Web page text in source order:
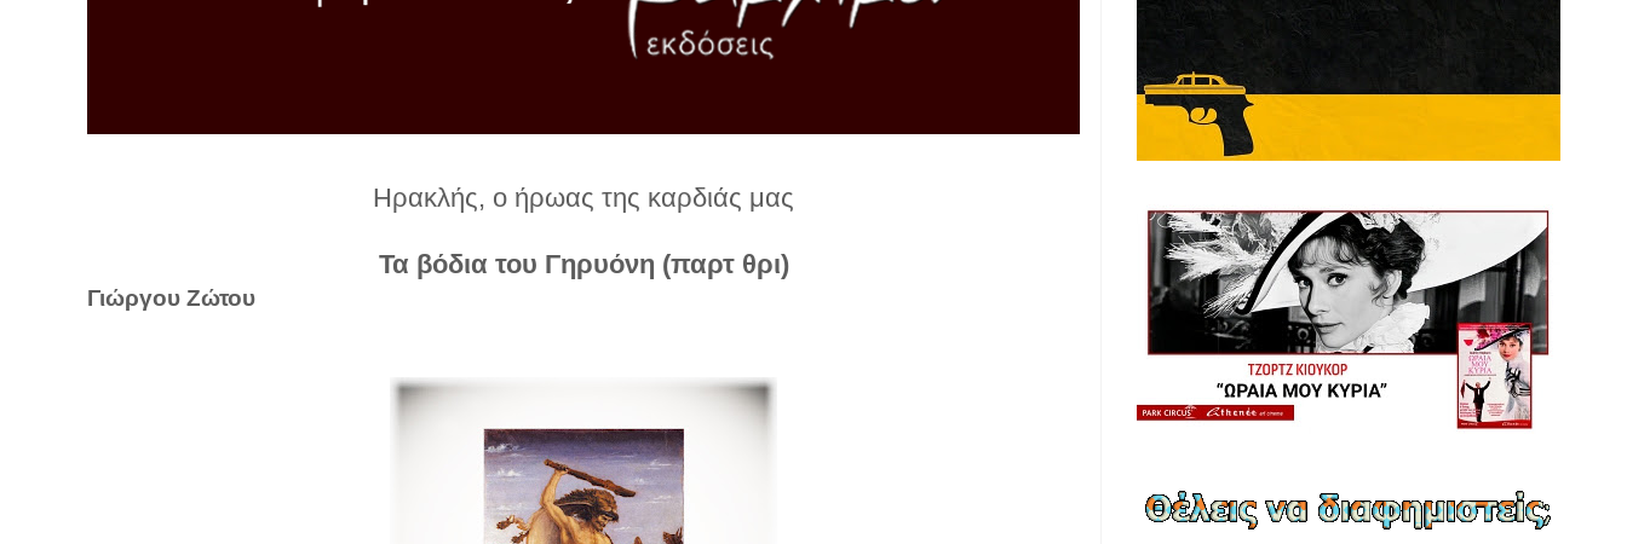
Ηρακλής, ο ήρωας της καρδιάς μας
Τα βόδια του Γηρυόνη (παρτ θρι)
Γιώργου Ζώτου